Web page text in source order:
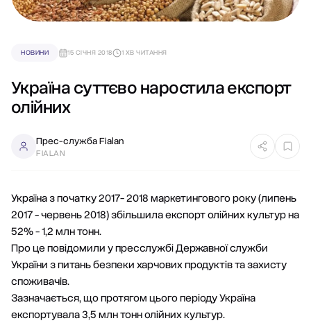
НОВИНИ 15 СІЧНЯ 2018 1 ХВ ЧИТАННЯ
Україна суттєво наростила експорт
олійних
Прес-служба Fialan
FIALAN
Україна з початку 2017- 2018 маркетингового року (липень
2017 - червень 2018) збільшила експорт олійних культур на
52% - 1,2 млн тонн.
Про це повідомили у пресслужбі Державної служби
України з питань безпеки харчових продуктів та захисту
споживачів.
Зазначається, що протягом цього періоду Україна
експортувала 3,5 млн тонн олійних культур.